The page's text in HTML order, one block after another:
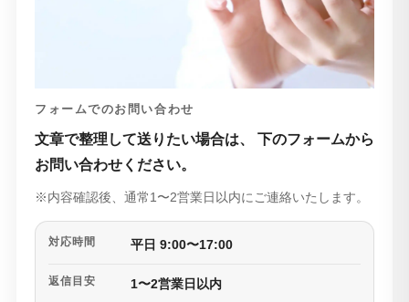
フォームでのお問い合わせ
文章で整理して送りたい場合は、
下のフォームから
お問い合わせください。
※内容確認後、通常1〜2営業日以内にご連絡いたします。
対応時間 平日 9:00〜17:00
返信目安 1〜2営業日以内